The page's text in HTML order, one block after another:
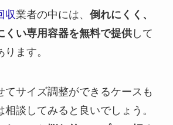
収業者の中には、 倒れにくく、
くい専用容器を無料で提供して
ます。
てサイズ調整ができるケースも
談してみると良いでしょう。